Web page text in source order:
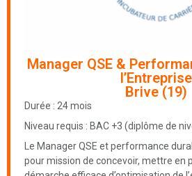
Manager QSE &
l’Entreprise
Brive (19)
Durée : 24 mois
Niveau requis : BAC +3 (diplôme de
Le Manager QSE et performance
pour mission de concevoir, mettre en